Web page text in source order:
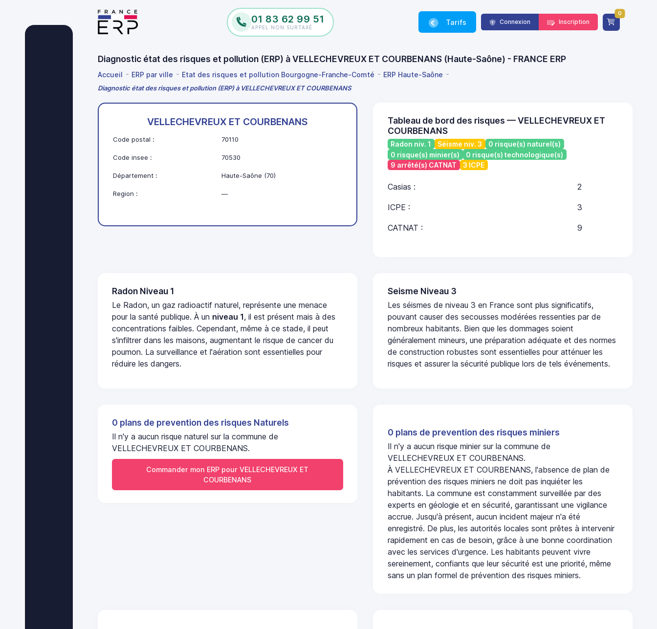
01 83 62 99 51
APPEL NON SURTAXÉ
Tarifs Connexion Inscription
0
Diagnostic état des risques et pollution (ERP) à VELLECHEVREUX ET COURBENANS (Haute-Saône) - FRANCE ERP
Accueil ERP par ville Etat des risques et pollution Bourgogne-Franche-Comté ERP Haute-Saône
Diagnostic état des risques et pollution (ERP) à VELLECHEVREUX ET COURBENANS
VELLECHEVREUX ET COURBENANS
Code postal : 70110
Code insee : 70530
Département : Haute-Saône (70)
Region : —
Tableau de bord des risques — VELLECHEVREUX ET
COURBENANS
Radon niv. 1 Séisme niv. 3
0 risque(s) naturel(s)
0 risque(s) minier(s)
0 risque(s) technologique(s)
9 arrêté(s) CATNAT
3 ICPE
Casias : 2
ICPE : 3
CATNAT : 9
Radon Niveau 1
Le Radon, un gaz radioactif naturel, représente une menace
pour la santé publique. À un niveau 1, il est présent mais à des
concentrations faibles. Cependant, même à ce stade, il peut
s'infiltrer dans les maisons, augmentant le risque de cancer du
poumon. La surveillance et l'aération sont essentielles pour
réduire les dangers.
Seisme Niveau 3
Les séismes de niveau 3 en France sont plus significatifs,
pouvant causer des secousses modérées ressenties par de
nombreux habitants. Bien que les dommages soient
généralement mineurs, une préparation adéquate et des normes
de construction robustes sont essentielles pour atténuer les
risques et assurer la sécurité publique lors de tels événements.
0 plans de prevention des risques Naturels
Il n'y a aucun risque naturel sur la commune de
VELLECHEVREUX ET COURBENANS.
Commander mon ERP pour VELLECHEVREUX ET
COURBENANS
0 plans de prevention des risques miniers
Il n'y a aucun risque minier sur la commune de
VELLECHEVREUX ET COURBENANS.
À VELLECHEVREUX ET COURBENANS, l'absence de plan de
prévention des risques miniers ne doit pas inquiéter les
habitants. La commune est constamment surveillée par des
experts en géologie et en sécurité, garantissant une vigilance
accrue. Jusqu'à présent, aucun incident majeur n'a été
enregistré. De plus, les autorités locales sont prêtes à intervenir
rapidement en cas de besoin, grâce à une bonne coordination
avec les services d'urgence. Les habitants peuvent vivre
sereinement, confiants que leur sécurité est une priorité, même
sans un plan formel de prévention des risques miniers.